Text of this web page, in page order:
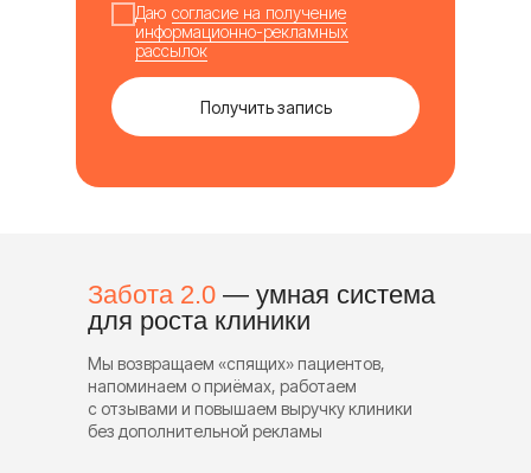
Даю согласие на получение
информационно-рекламных
рассылок
Получить запись
Забота 2.0 — умная система
для роста клиники
Мы возвращаем «спящих» пациентов,
напоминаем о приёмах, работаем
с отзывами и повышаем выручку клиники
без дополнительной рекламы